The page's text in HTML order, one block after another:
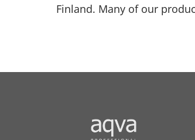
Finland. Many of our